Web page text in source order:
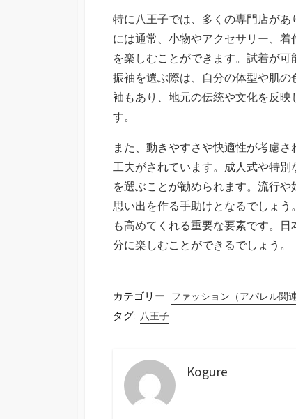
特に八王子では、多くの専門店が
には通常、小物やアクセサリー、
を楽しむことができます。試着が可
振袖を選ぶ際は、自分の体型や肌
袖もあり、地元の伝統や文化を反
す。
また、動きやすさや快適性が考慮
工夫がされています。成人式や特
を選ぶことが勧められます。流行
思い出を作る手助けとなるでしょ
も高めてくれる重要な要素です。
分に楽しむことができるでしょう。
カテゴリー: ファッション（アパレル関連
タグ: 八王子
Kogure